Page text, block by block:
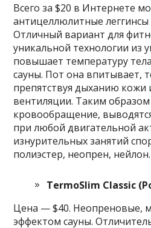
Всего за $20 в Интернете
антицеллюлитные
Отличный вариант для
уникальной технологии из
повышает температуру
сауны. Пот она впитывает,
препятствуя дыханию кожи
вентиляции. Таким образом
кровообращение,
при любой двигательной
изнурительных занятий
полиэстер, неопрен, нейлон.
TermoSlim Classic
Цена — $40. Неопреновые,
эффектом сауны.